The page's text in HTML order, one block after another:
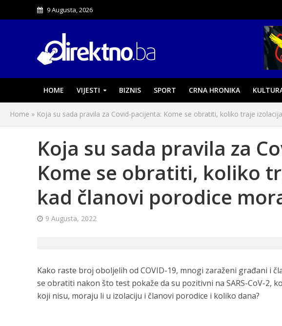
9 Augusta, 2026
HOME VIJESTI BIZNIS SPORT CRNA HRONIKA
Home » Koja su sada pravila za Covid-pacijenta: Kome se obratiti, koliko traje
Koja su sada pravila za
Kome se obratiti, koliko
kad članovi porodice
9 Augusta, 2022
Kako raste broj oboljelih od COVID-19, mnogi zaraženi građani i
se obratiti nakon što test pokaže da su pozitivni na SARS-CoV-2,
koji nisu, moraju li u izolaciju i članovi porodice i koliko dana?